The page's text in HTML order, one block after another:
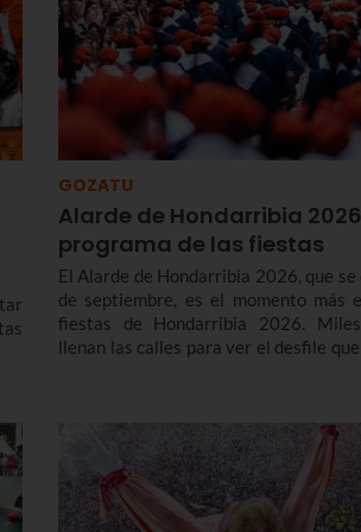
GOZATU
Alarde de Hondarribia
programa de las fiestas
El Alarde de Hondarribia 2026, que se
de septiembre, es el momento más
fiestas de Hondarribia 2026.
llenan las calles para ver el desfile
Guadalupe para agradecerle su
Te contamos más sobre el origen
Alarde de Hondarribia 2026 y el
de Hondarribia 2026. Toma nota
son del 4 al 10 de septiembre.